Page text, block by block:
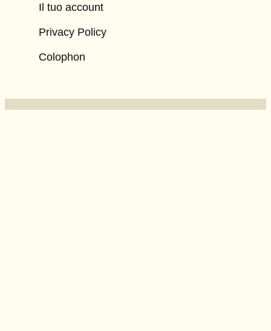
Il tuo account
Privacy Policy
Colophon